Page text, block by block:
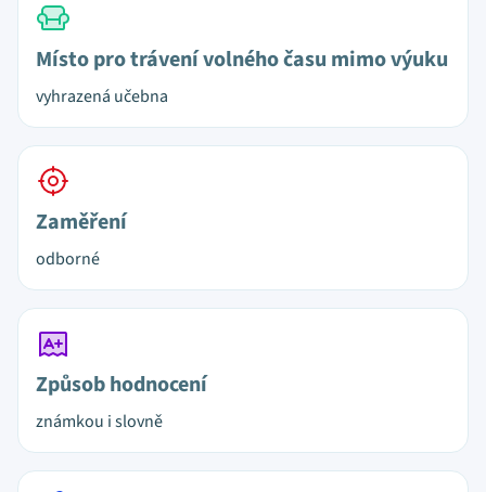
Místo pro trávení volného času mimo výuku
vyhrazená učebna
Zaměření
odborné
Způsob hodnocení
známkou i slovně